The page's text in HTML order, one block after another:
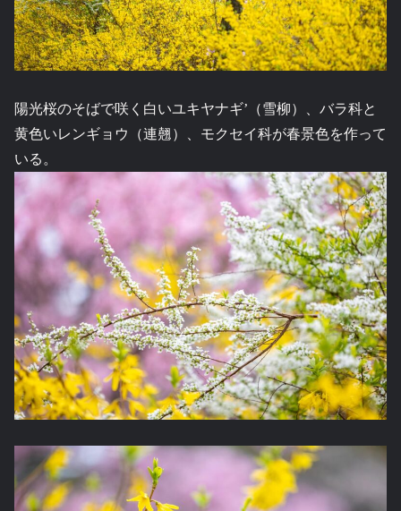
陽光桜のそばで咲く白いユキヤナギ’（雪柳）、バラ科と
黄色いレンギョウ（連翹）、モクセイ科が春景色を作って
いる。